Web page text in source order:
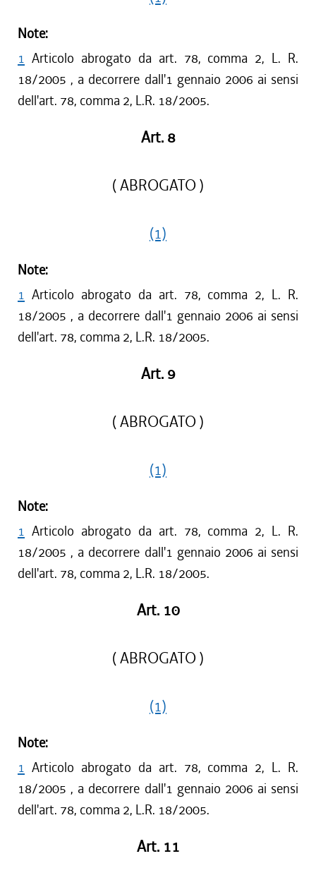
Note:
1 Articolo abrogato da art. 78, comma 2, L. R.
18/2005 , a decorrere dall'1 gennaio 2006 ai sensi
dell'art. 78, comma 2, L.R. 18/2005.
Art. 8
( ABROGATO )
(1)
Note:
1 Articolo abrogato da art. 78, comma 2, L. R.
18/2005 , a decorrere dall'1 gennaio 2006 ai sensi
dell'art. 78, comma 2, L.R. 18/2005.
Art. 9
( ABROGATO )
(1)
Note:
1 Articolo abrogato da art. 78, comma 2, L. R.
18/2005 , a decorrere dall'1 gennaio 2006 ai sensi
dell'art. 78, comma 2, L.R. 18/2005.
Art. 10
( ABROGATO )
(1)
Note:
1 Articolo abrogato da art. 78, comma 2, L. R.
18/2005 , a decorrere dall'1 gennaio 2006 ai sensi
dell'art. 78, comma 2, L.R. 18/2005.
Art. 11